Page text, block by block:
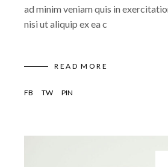
ad minim veniam quis in
nisi ut aliquip ex ea c
READ MORE
FB TW PIN